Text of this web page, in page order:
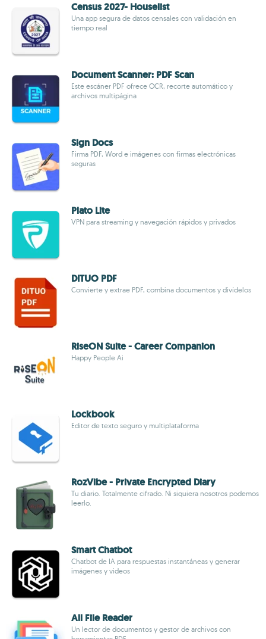
Census 2027- Houselist
Una app segura de datos censales con validación en
tiempo real
Document Scanner: PDF Scan
Este escáner PDF ofrece OCR, recorte automático y
archivos multipágina
Sign Docs
Firma PDF, Word e imágenes con firmas electrónicas
seguras
Plato Lite
VPN para streaming y navegación rápidos y privados
DITUO PDF
Convierte y extrae PDF, combina documentos y divídelos
RiseON Suite - Career Companion
Happy People Ai
Lockbook
Editor de texto seguro y multiplataforma
RozVibe - Private Encrypted Diary
Tu diario. Totalmente cifrado. Ni siquiera nosotros podemos
leerlo.
Smart Chatbot
Chatbot de IA para respuestas instantáneas y generar
imágenes y videos
All File Reader
Un lector de documentos y gestor de archivos con